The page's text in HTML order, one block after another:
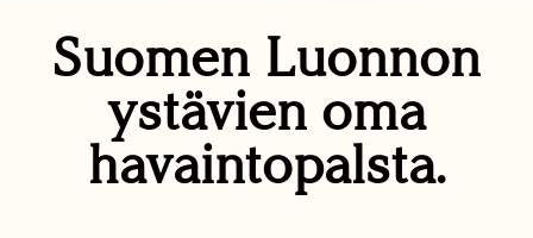
Suomen Luonnon
ystävien oma
havaintopalsta.